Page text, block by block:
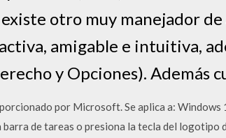
otro muy manejador
amigable e intuitiva,
y Opciones). Además
por Microsoft. Se aplica a: Windows
de tareas o presiona la tecla del logotipo